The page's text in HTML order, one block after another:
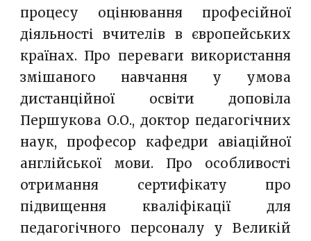
процесу оцінювання професійної
діяльності вчителів в європейських
країнах. Про переваги використання
змішаного навчання у умова
дистанційної освіти доповіла
Першукова О.О., доктор педагогічних
наук, професор кафедри авіаційної
англійської мови. Про особливості
отримання сертифікату про
підвищення кваліфікації для
педагогічного персоналу у Великій